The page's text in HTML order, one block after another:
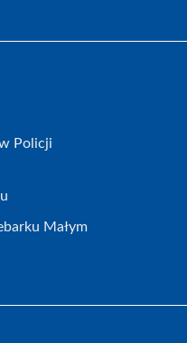
Policji
Małym